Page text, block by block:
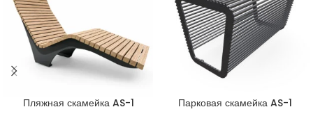
Пляжная скамейка AS-1 Парковая скамейка AS-1